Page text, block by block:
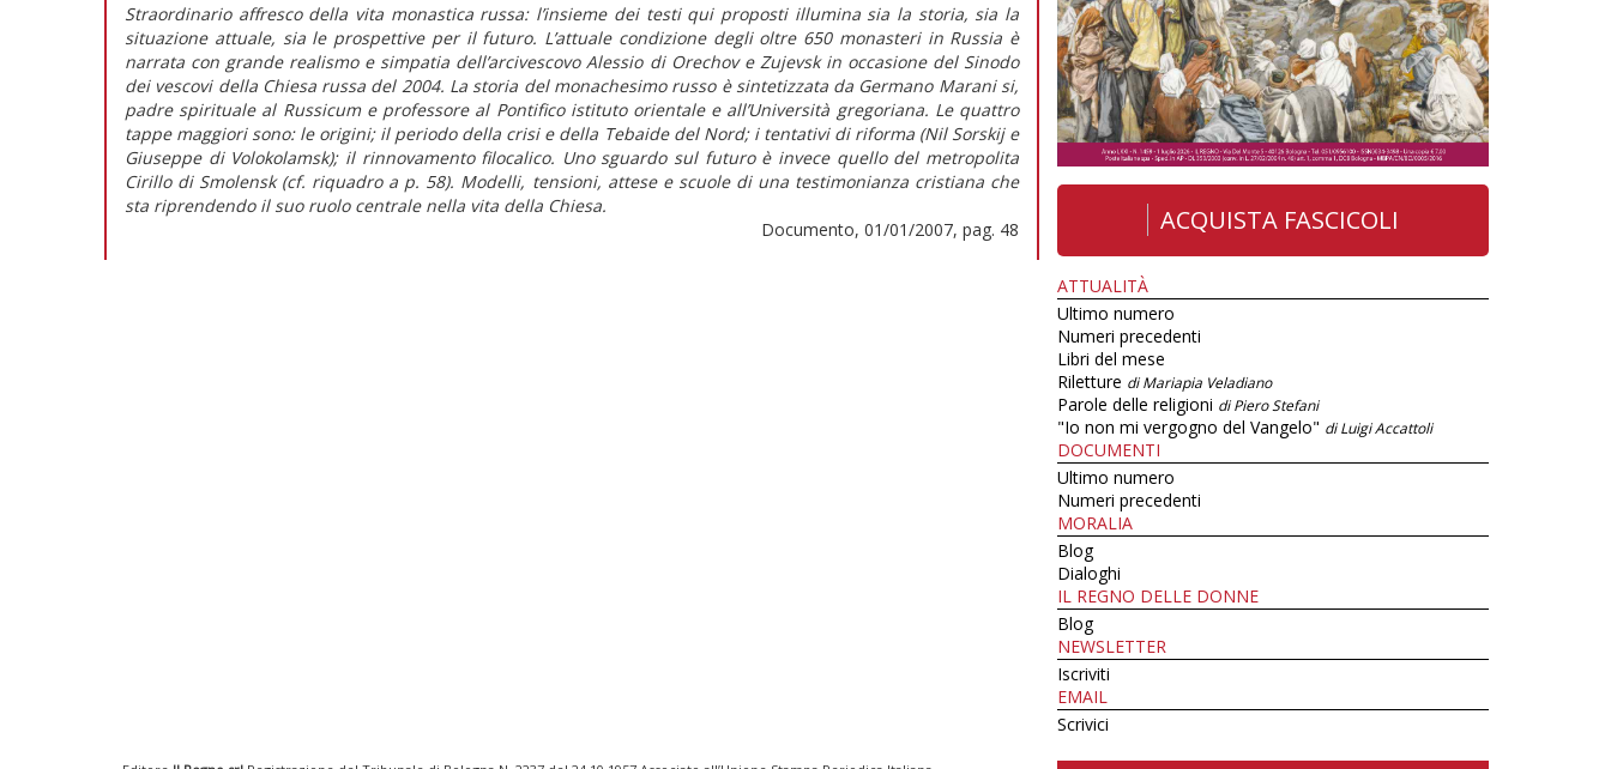
Straordinario affresco della vita monastica russa: l’insieme dei testi qui proposti illumina sia la storia, sia la
situazione attuale, sia le prospettive per il futuro. L’attuale condizione degli oltre 650 monasteri in Russia è
narrata con grande realismo e simpatia dell’arcivescovo Alessio di Orechov e Zujevsk in occasione del Sinodo
dei vescovi della Chiesa russa del 2004. La storia del monachesimo russo è sintetizzata da Germano Marani si,
padre spirituale al Russicum e professore al Pontifico istituto orientale e all’Università gregoriana. Le quattro
tappe maggiori sono: le origini; il periodo della crisi e della Tebaide del Nord; i tentativi di riforma (Nil Sorskij e
Giuseppe di Volokolamsk); il rinnovamento filocalico. Uno sguardo sul futuro è invece quello del metropolita
Cirillo di Smolensk (cf. riquadro a p. 58). Modelli, tensioni, attese e scuole di una testimonianza cristiana che
sta riprendendo il suo ruolo centrale nella vita della Chiesa.
Documento, 01/01/2007, pag. 48
ACQUISTA FASCICOLI
ATTUALITÀ
Ultimo numero
Numeri precedenti
Libri del mese
Riletture di Mariapia Veladiano
Parole delle religioni di Piero Stefani
"Io non mi vergogno del Vangelo" di Luigi Accattoli
DOCUMENTI
Ultimo numero
Numeri precedenti
MORALIA
Blog
Dialoghi
IL REGNO DELLE DONNE
Blog
NEWSLETTER
Iscriviti
EMAIL
Scrivici